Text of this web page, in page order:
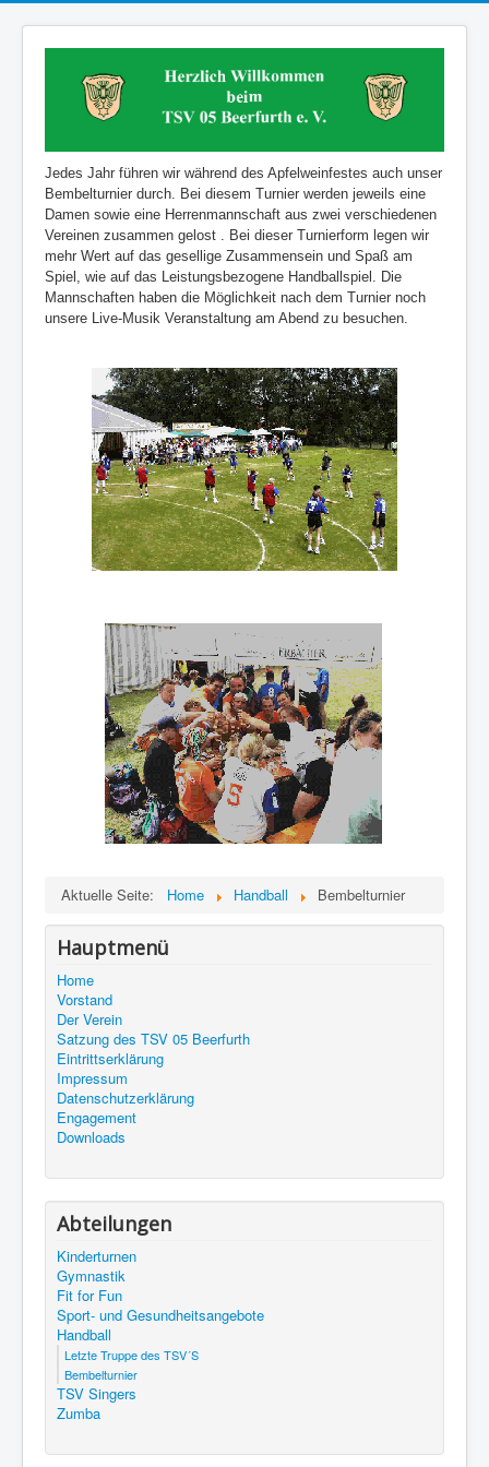
Jedes Jahr führen wir während des Apfelweinfestes auch unser
Bembelturnier durch. Bei diesem Turnier werden jeweils eine
Damen sowie eine Herrenmannschaft aus zwei verschiedenen
Vereinen zusammen gelost . Bei dieser Turnierform legen wir
mehr Wert auf das gesellige Zusammensein und Spaß am
Spiel, wie auf das Leistungsbezogene Handballspiel. Die
Mannschaften haben die Möglichkeit nach dem Turnier noch
unsere Live-Musik Veranstaltung am Abend zu besuchen.
Aktuelle Seite: Home Handball Bembelturnier
Hauptmenü
Home
Vorstand
Der Verein
Satzung des TSV 05 Beerfurth
Eintrittserklärung
Impressum
Datenschutzerklärung
Engagement
Downloads
Abteilungen
Kinderturnen
Gymnastik
Fit for Fun
Sport- und Gesundheitsangebote
Handball
Letzte Truppe des TSV´S
Bembelturnier
TSV Singers
Zumba